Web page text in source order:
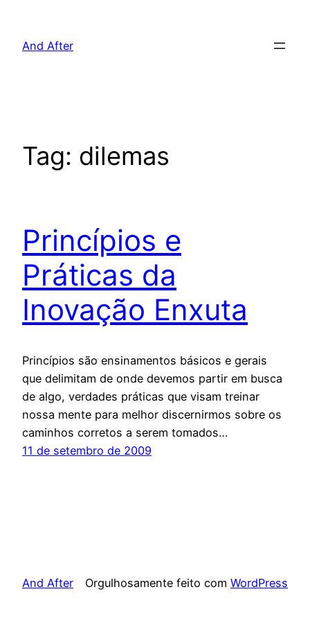
And After
Tag: dilemas
Princípios e
Práticas da
Inovação Enxuta
Princípios são ensinamentos básicos e gerais
que delimitam de onde devemos partir em busca
de algo, verdades práticas que visam treinar
nossa mente para melhor discernirmos sobre os
caminhos corretos a serem tomados…
11 de setembro de 2009
And After Orgulhosamente feito com WordPress